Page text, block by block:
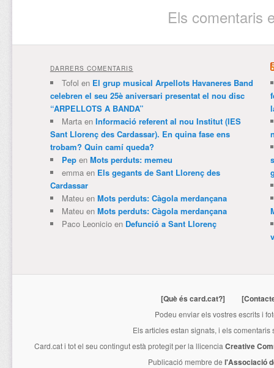
Els comentaris
DARRERS COMENTARIS
Tofol en El grup musical Arpellots Havaneres Band
celebren el seu 25è aniversari presentat el nou disc
“ARPELLOTS A BANDA”
Martaen Informació referent al nou Institut (IES
Sant Llorenç des Cardassar). En quina fase ens
trobam? Quin camí queda?
Pepen Mots perduts: memeu
emmaen Els gegants de Sant Llorenç des
Cardassar
Mateuen Mots perduts: Càgola merdançana
Mateuen Mots perduts: Càgola merdançana
Paco Leonicioen Defunció a Sant Llorenç
[Què és card.cat?]
Podeu enviar els vostres escrits i
Els articles estan signats, i els
Card.cati tot el seu contingut està protegit per la llicencia Creative
Publicació membre de l'Associació